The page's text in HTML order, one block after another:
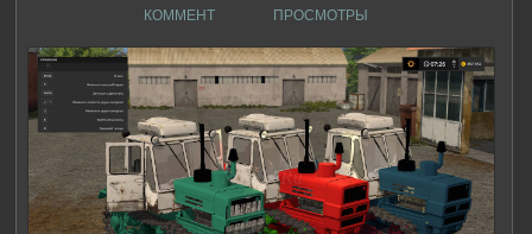
КОММЕНТ ПРОСМОТРЫ